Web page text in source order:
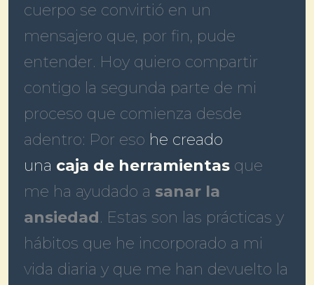
cuerpo se convirtió en un
mensajero que, por fin, pude
entender. Hoy quiero compartir
contigo la segunda parte de mi
proceso que comienza desde
adentro: Por eso he creado
una caja de herramientas que
me ha ayudado a sanar la
ansiedad. Estas son las prácticas y
hábitos que he incorporado a mi
vida diaria y que me han devuelto la